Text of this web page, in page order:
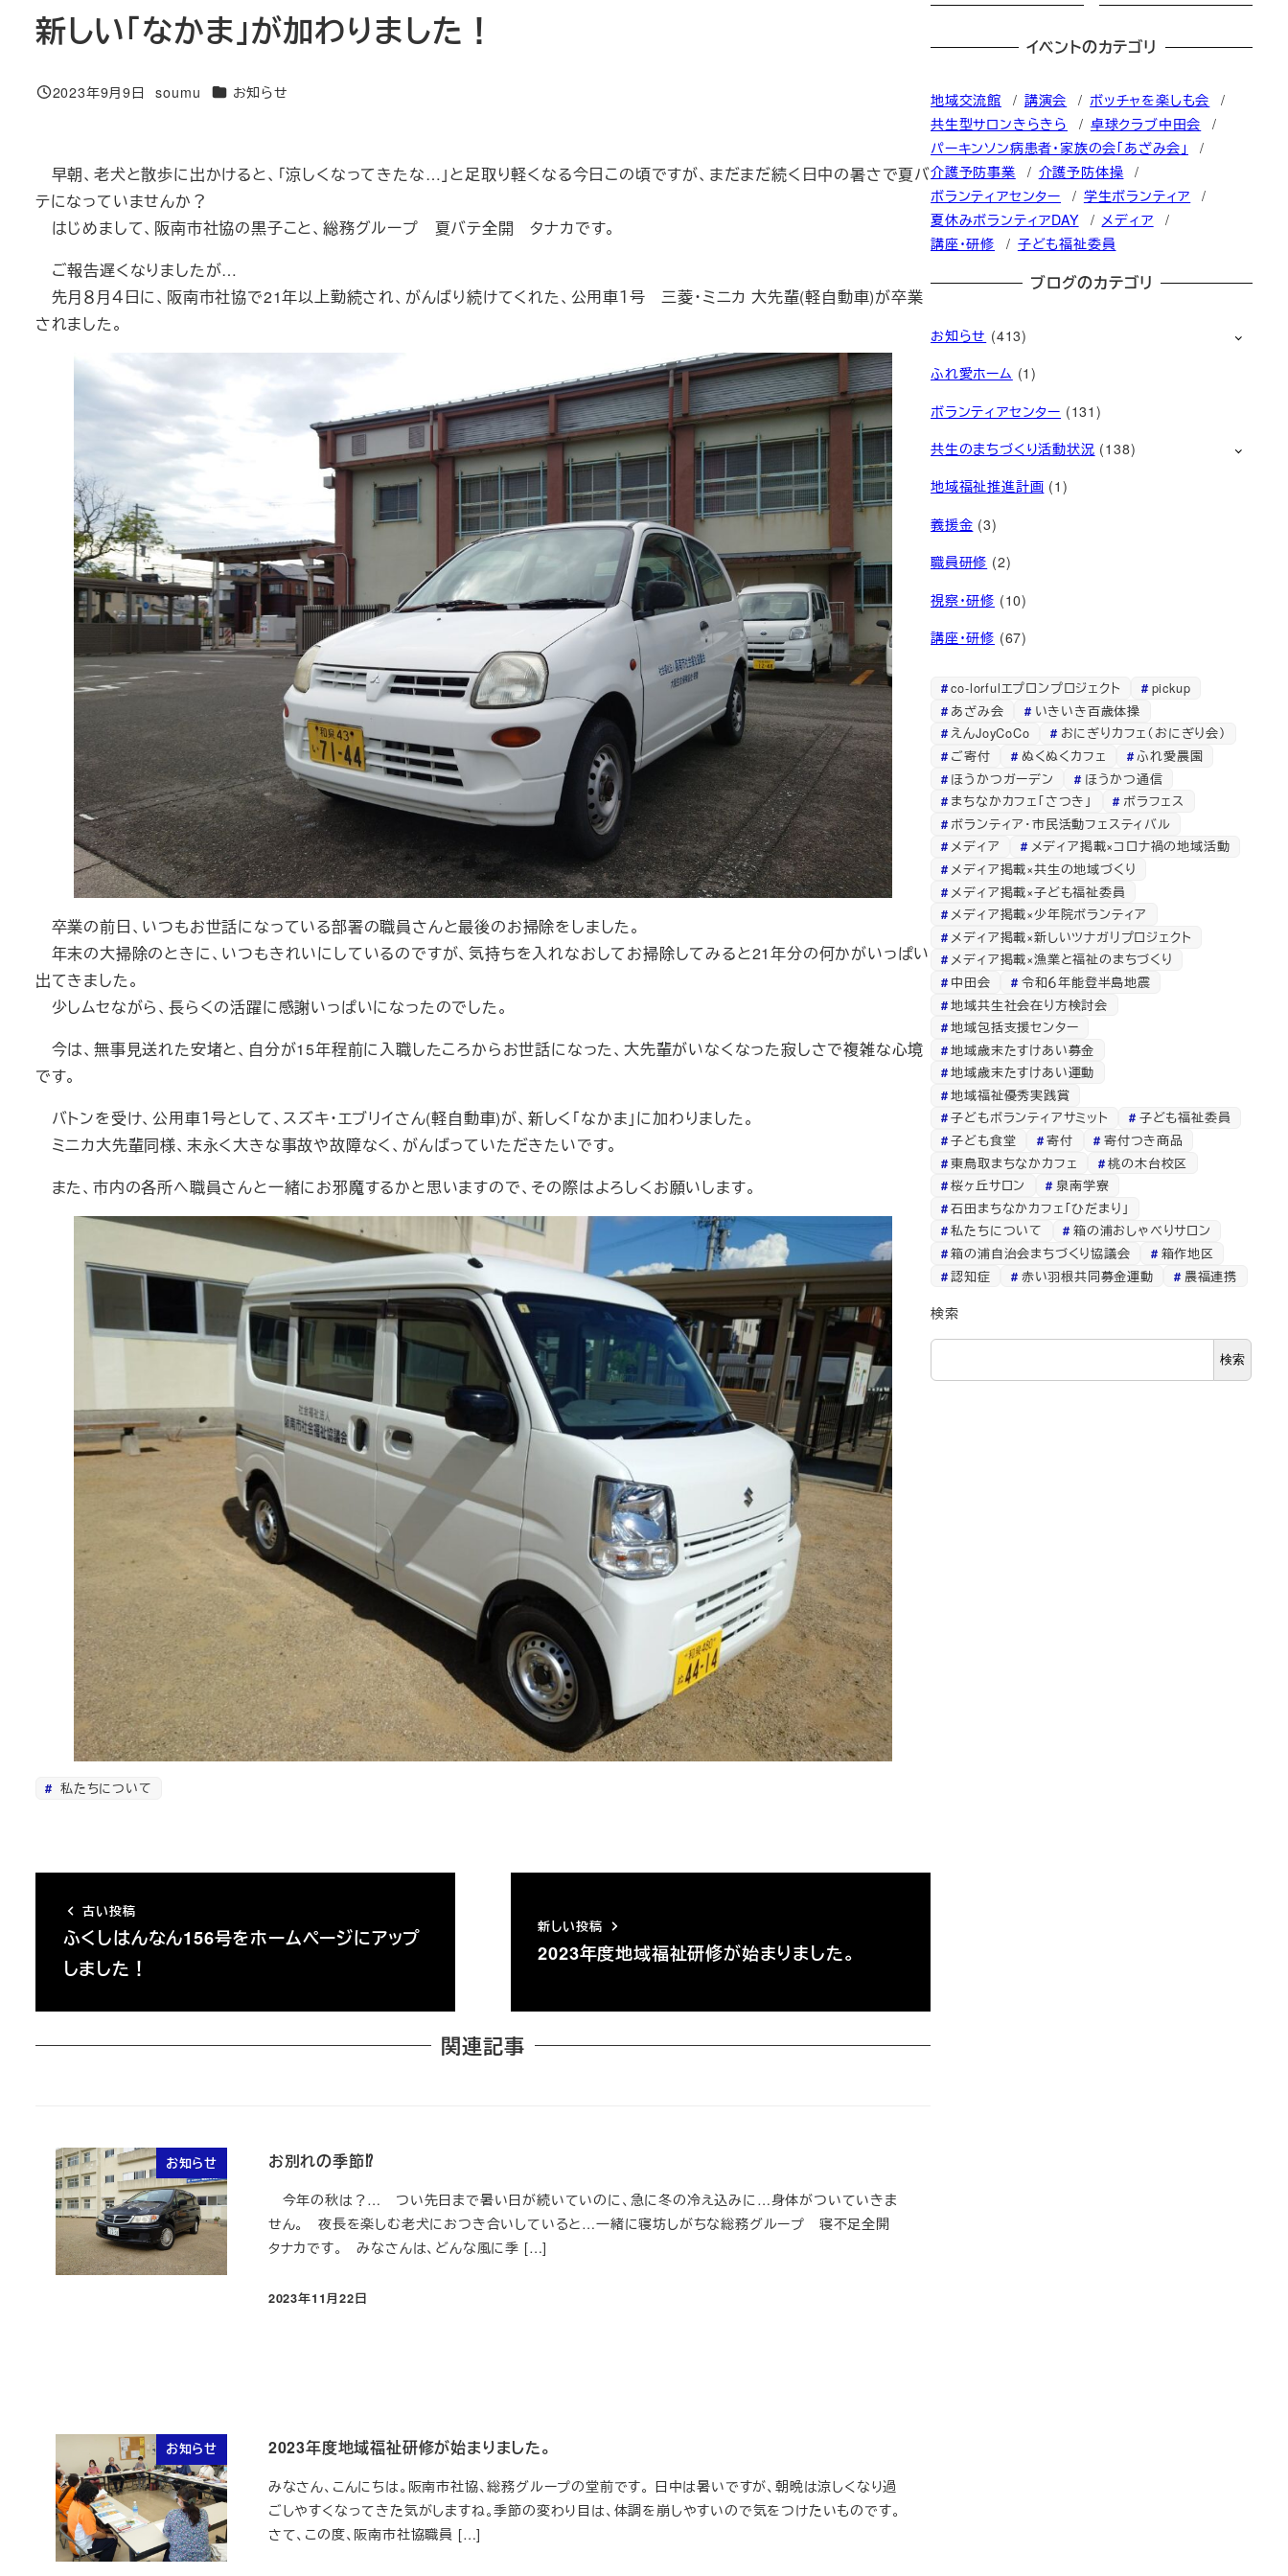
新しい「なかま」が加わりました！
投稿日
2023年9月9日
著
soumu カテゴリー
お知らせ
早朝、老犬と散歩に出かけると、「涼しくなってきたな…」と足取り軽くなる今日この頃ですが、まだまだ続く日中の暑さで夏バ
テになっていませんか？
はじめまして、阪南市社協の黒子こと、総務グループ 夏バテ全開 タナカです。
ご報告遅くなりましたが…
先月８月４日に、阪南市社協で21年以上勤続され、がんばり続けてくれた、公用車１号 三菱・ミニカ 大先輩(軽自動車)が卒業
されました。
卒業の前日、いつもお世話になっている部署の職員さんと最後のお掃除をしました。
年末の大掃除のときに、いつもきれいにしているのですが、気持ちを入れなおしてお掃除してみると21年分の何かがいっぱい
出てきました。
少しムセながら、長らくの活躍に感謝いっぱいになったのでした。
今は、無事見送れた安堵と、自分が15年程前に入職したころからお世話になった、大先輩がいなくなった寂しさで複雑な心境
です。
バトンを受け、公用車１号として、スズキ・エブリイさん(軽自動車)が、新しく「なかま」に加わりました。
ミニカ大先輩同様、末永く大きな事故や故障なく、がんばっていただきたいです。
また、市内の各所へ職員さんと一緒にお邪魔するかと思いますので、その際はよろしくお願いします。
私たちについて
古い投稿
ふくしはんなん156号をホームページにアップ
しました！
新しい投稿
2023年度地域福祉研修が始まりました。
関連記事
お知らせ お別れの季節⁉
今年の秋は？… つい先日まで暑い日が続いていのに、急に冬の冷え込みに…身体がついていきま
せん。 夜長を楽しむ老犬におつき合いしていると…一緒に寝坊しがちな総務グループ 寝不足全開
タナカです。 みなさんは、どんな風に季 […]
投稿日
2023年11月22日
お知らせ 2023年度地域福祉研修が始まりました。
みなさん、こんにちは。阪南市社協、総務グループの堂前です。 日中は暑いですが、朝晩は涼しくなり過
ごしやすくなってきた気がしますね。季節の変わり目は、体調を崩しやすいので気をつけたいものです。
さて、この度、阪南市社協職員 […]
イベントのカテゴリ
地域交流館 講演会
ボッチャを楽しも会
共生型サロンきらきら
卓球クラブ中田会
パーキンソン病患者・家族の会「あざみ会」
介護予防事業
介護予防体操
ボランティアセンター
学生ボランティア
夏休みボランティアDAY
メディア
講座・研修
子ども福祉委員
ブログのカテゴリ
お知らせ (413)
ふれ愛ホーム (1)
ボランティアセンター (131)
共生のまちづくり活動状況 (138)
地域福祉推進計画 (1)
義援金 (3)
職員研修 (2)
視察・研修 (10)
講座・研修 (67)
co-lorfulエプロンプロジェクト
pickup
あざみ会
いきいき百歳体操
えんJoyCoCo
おにぎりカフェ（おにぎり会）
ご寄付
ぬくぬくカフェ
ふれ愛農園
ほうかつガーデン
ほうかつ通信
まちなかカフェ「さつき」
ボラフェス
ボランティア・市民活動フェスティバル
メディア
メディア掲載×コロナ禍の地域活動
メディア掲載×共生の地域づくり
メディア掲載×子ども福祉委員
メディア掲載×少年院ボランティア
メディア掲載×新しいツナガリプロジェクト
メディア掲載×漁業と福祉のまちづくり
中田会
令和６年能登半島地震
地域共生社会在り方検討会
地域包括支援センター
地域歳末たすけあい募金
地域歳末たすけあい運動
地域福祉優秀実践賞
子どもボランティアサミット
子ども福祉委員
子ども食堂
寄付
寄付つき商品
東鳥取まちなかカフェ
桃の木台校区
桜ヶ丘サロン
泉南学寮
石田まちなかカフェ「ひだまり」
私たちについて
箱の浦おしゃべりサロン
箱の浦自治会まちづくり協議会
箱作地区
認知症
赤い羽根共同募金運動 農福連携
検索
検索